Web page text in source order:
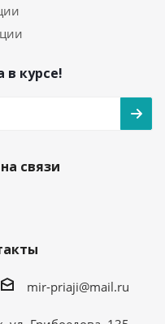
в курсе!
связи
mir-priaji@mail.ru